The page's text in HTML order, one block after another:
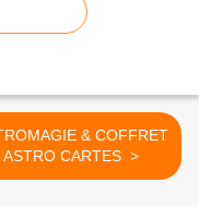
& COFFRET
ASTRO CARTES >